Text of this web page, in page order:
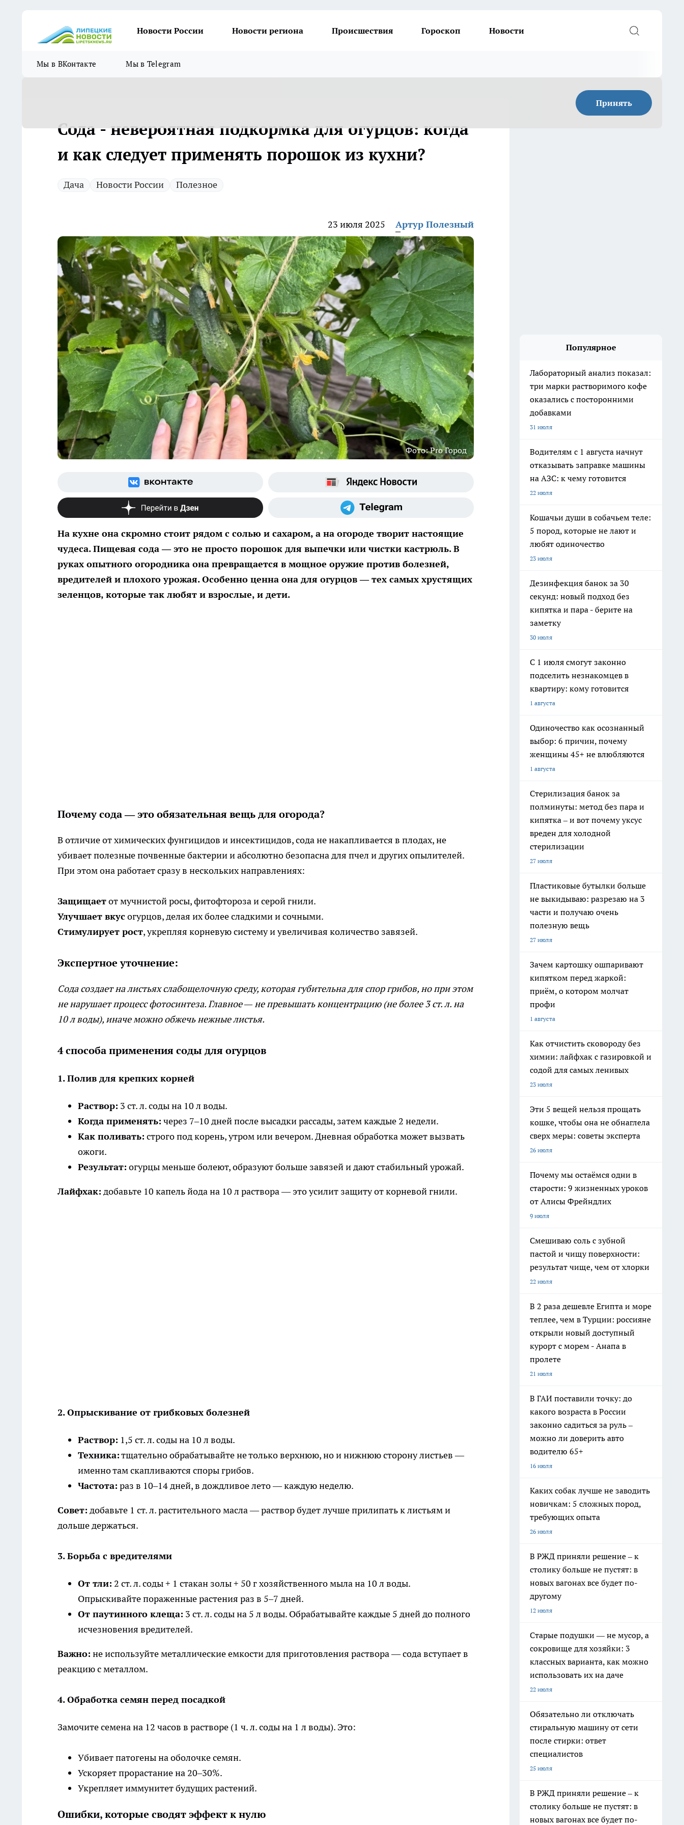
Новости России Новости региона Происшествия Гороскоп Новости
Мы в ВКонтакте Мы в Telegram
Принять
Сода - невероятная подкормка для огурцов: когда
и как следует применять порошок из кухни?
Дача Новости России Полезное
23 июля 2025 Артур Полезный
Фото: Pro Город
На кухне она скромно стоит рядом с солью и сахаром, а на огороде творит настоящие
чудеса. Пищевая сода — это не просто порошок для выпечки или чистки кастрюль. В
руках опытного огородника она превращается в мощное оружие против болезней,
вредителей и плохого урожая. Особенно ценна она для огурцов — тех самых хрустящих
зеленцов, которые так любят и взрослые, и дети.
Почему сода — это обязательная вещь для огорода?
В отличие от химических фунгицидов и инсектицидов, сода не накапливается в плодах, не
убивает полезные почвенные бактерии и абсолютно безопасна для пчел и других опылителей.
При этом она работает сразу в нескольких направлениях:
Защищаетот мучнистой росы, фитофтороза и серой гнили.
Улучшает вкус огурцов, делая их более сладкими и сочными.
Стимулирует рост, укрепляя корневую систему и увеличивая количество завязей.
Экспертное уточнение:
Сода создает на листьях слабощелочную среду, которая губительна для спор грибов, но при этом
не нарушает процесс фотосинтеза. Главное — не превышать концентрацию (не более 3 ст. л. на
10 л воды), иначе можно обжечь нежные листья.
4 способа применения соды для огурцов
1. Полив для крепких корней
Раствор: 3 ст. л. соды на 10 л воды.
Когда применять: через 7–10 дней после высадки рассады, затем каждые 2 недели.
Как поливать: строго под корень, утром или вечером. Дневная обработка может вызвать
ожоги.
Результат: огурцы меньше болеют, образуют больше завязей и дают стабильный урожай.
Лайфхак: добавьте 10 капель йода на 10 л раствора — это усилит защиту от корневой гнили.
2. Опрыскивание от грибковых болезней
Раствор: 1,5 ст. л. соды на 10 л воды.
Техника:тщательно обрабатывайте не только верхнюю, но и нижнюю сторону листьев —
именно там скапливаются споры грибов.
Частота: раз в 10–14 дней, в дождливое лето — каждую неделю.
Совет: добавьте 1 ст. л. растительного масла — раствор будет лучше прилипать к листьям и
дольше держаться.
3. Борьба с вредителями
От тли: 2 ст. л. соды + 1 стакан золы + 50 г хозяйственного мыла на 10 л воды.
Опрыскивайте пораженные растения раз в 5–7 дней.
От паутинного клеща: 3 ст. л. соды на 5 л воды. Обрабатывайте каждые 5 дней до полного
исчезновения вредителей.
Важно: не используйте металлические емкости для приготовления раствора — сода вступает в
реакцию с металлом.
4. Обработка семян перед посадкой
Замочите семена на 12 часов в растворе (1 ч. л. соды на 1 л воды). Это:
Убивает патогены на оболочке семян.
Ускоряет прорастание на 20–30%.
Укрепляет иммунитет будущих растений.
Ошибки, которые сводят эффект к нулю
Популярное
Лабораторный анализ показал:
три марки растворимого кофе
оказались с посторонними
добавками
31 июля
Водителям с 1 августа начнут
отказывать заправке машины
на АЗС: к чему готовится
22 июля
Кошачьи души в собачьем теле:
5 пород, которые не лают и
любят одиночество
23 июля
Дезинфекция банок за 30
секунд: новый подход без
кипятка и пара - берите на
заметку
30 июля
С 1 июля смогут законно
подселить незнакомцев в
квартиру: кому готовится
1 августа
Одиночество как осознанный
выбор: 6 причин, почему
женщины 45+ не влюбляются
1 августа
Стерилизация банок за
полминуты: метод без пара и
кипятка – и вот почему уксус
вреден для холодной
стерилизации
27 июля
Пластиковые бутылки больше
не выкидываю: разрезаю на 3
части и получаю очень
полезную вещь
27 июля
Зачем картошку ошпаривают
кипятком перед жаркой:
приём, о котором молчат
профи
1 августа
Как отчистить сковороду без
химии: лайфхак с газировкой и
содой для самых ленивых
23 июля
Эти 5 вещей нельзя прощать
кошке, чтобы она не обнаглела
сверх меры: советы эксперта
26 июля
Почему мы остаёмся одни в
старости: 9 жизненных уроков
от Алисы Фрейндлих
9 июля
Смешиваю соль с зубной
пастой и чищу поверхности:
результат чище, чем от хлорки
22 июля
В 2 раза дешевле Египта и море
теплее, чем в Турции: россияне
открыли новый доступный
курорт с морем - Анапа в
пролете
21 июля
В ГАИ поставили точку: до
какого возраста в России
законно садиться за руль –
можно ли доверить авто
водителю 65+
16 июля
Каких собак лучше не заводить
новичкам: 5 сложных пород,
требующих опыта
26 июля
В РЖД приняли решение – к
столику больше не пустят: в
новых вагонах все будет по-
другому
12 июля
Старые подушки — не мусор, а
сокровище для хозяйки: 3
классных варианта, как можно
использовать их на даче
22 июля
Обязательно ли отключать
стиральную машину от сети
после стирки: ответ
специалистов
25 июля
В РЖД приняли решение – к
столику больше не пустят: в
новых вагонах все будет по-